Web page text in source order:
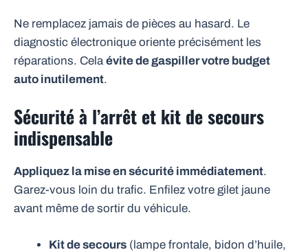
Ne remplacez jamais de pièces au hasard. Le
diagnostic électronique oriente précisément les
réparations. Cela évite de gaspiller votre budget
auto inutilement.
Sécurité à l’arrêt et kit de secours
indispensable
Appliquez la mise en sécurité immédiatement.
Garez-vous loin du trafic. Enfilez votre gilet jaune
avant même de sortir du véhicule.
Kit de secours (lampe frontale, bidon d’huile,